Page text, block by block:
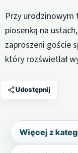
Przy urodzinowym
piosenką na
zaproszeni goście
który rozświetlał
Udostępnij
Więcej z